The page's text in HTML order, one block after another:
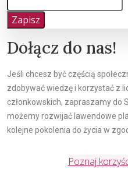
Zapisz
Dołącz do nas!
Jeśli chcesz być częścią
zdobywać wiedzę i korzystać z
członkowskich, zapraszamy do
możemy rozwijać lawendowe
kolejne pokolenia do życia w
Poznaj